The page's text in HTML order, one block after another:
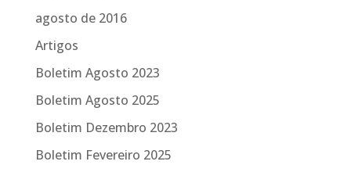
agosto de 2016
Artigos
Boletim Agosto 2023
Boletim Agosto 2025
Boletim Dezembro 2023
Boletim Fevereiro 2025